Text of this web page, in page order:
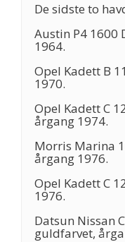
De sidste to
Austin P4 1600
1964.
Opel Kadett B
1970.
Opel Kadett C
årgang 1974.
Morris Marina
årgang 1976.
Opel Kadett C
1976.
Datsun Nissan
guldfarvet,